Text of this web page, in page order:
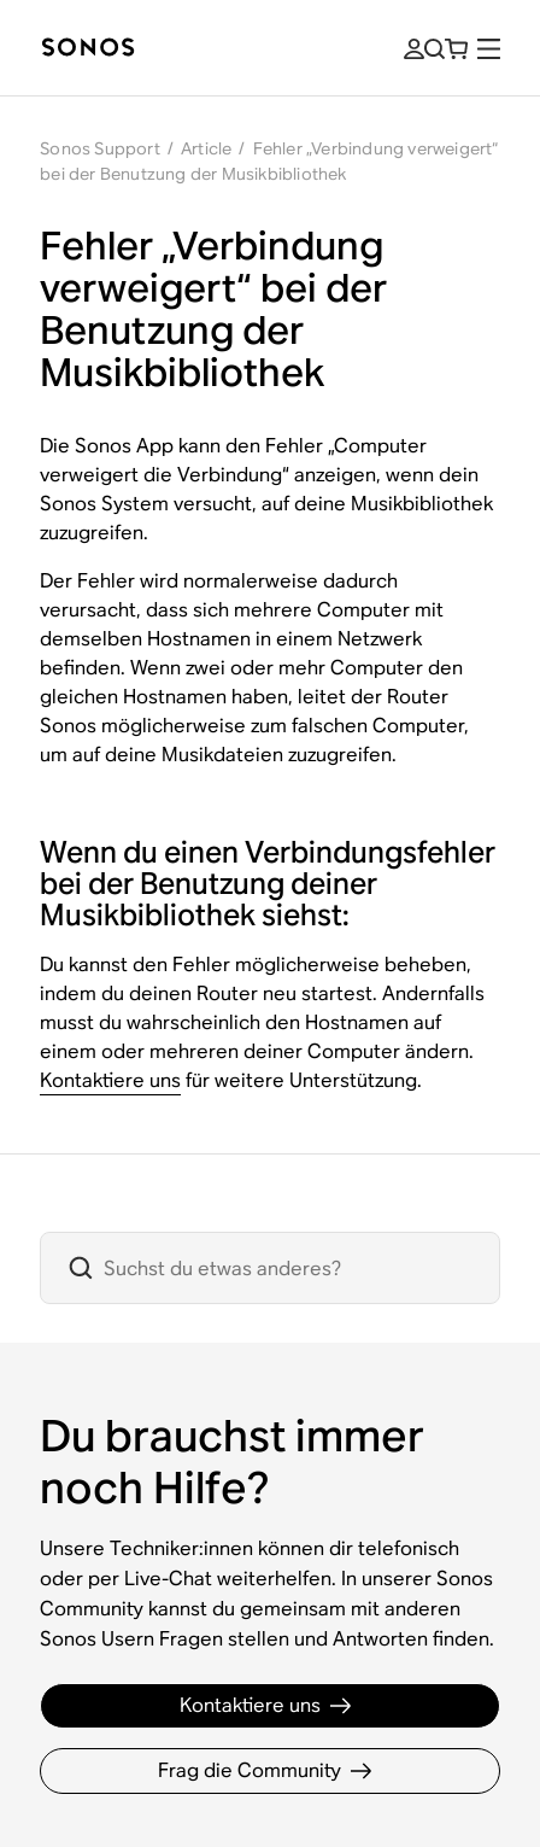
Sonos Support / Article / Fehler „Verbindung verweigert“
bei der Benutzung der Musikbibliothek
Fehler „Verbindung
verweigert“ bei der
Benutzung der
Musikbibliothek
Die Sonos App kann den Fehler „Computer
verweigert die Verbindung“ anzeigen, wenn dein
Sonos System versucht, auf deine Musikbibliothek
zuzugreifen.
Der Fehler wird normalerweise dadurch
verursacht, dass sich mehrere Computer mit
demselben Hostnamen in einem Netzwerk
befinden. Wenn zwei oder mehr Computer den
gleichen Hostnamen haben, leitet der Router
Sonos möglicherweise zum falschen Computer,
um auf deine Musikdateien zuzugreifen.
Wenn du einen Verbindungsfehler
bei der Benutzung deiner
Musikbibliothek siehst:
Du kannst den Fehler möglicherweise beheben,
indem du deinen Router neu startest. Andernfalls
musst du wahrscheinlich den Hostnamen auf
einem oder mehreren deiner Computer ändern.
Kontaktiere unsfür weitere Unterstützung.
Du brauchst immer
noch Hilfe?
Unsere Techniker:innen können dir telefonisch
oder per Live-Chat weiterhelfen. In unserer Sonos
Community kannst du gemeinsam mit anderen
Sonos Usern Fragen stellen und Antworten finden.
Kontaktiere uns
Frag die Community